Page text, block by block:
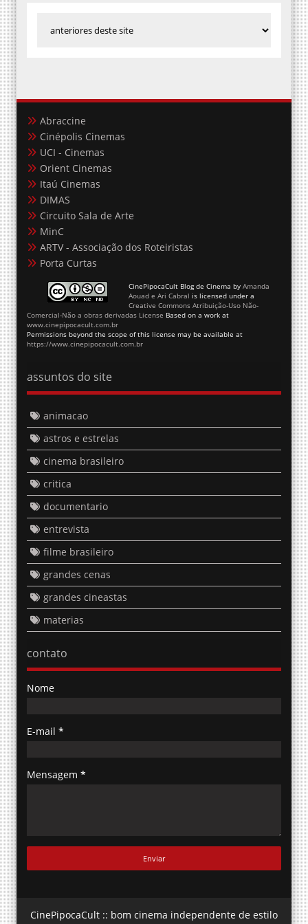
Abraccine
Cinépolis Cinemas
UCI - Cinemas
Orient Cinemas
Itaú Cinemas
DIMAS
Circuito Sala de Arte
MinC
ARTV - Associação dos Roteiristas
Porta Curtas
CinePipocaCult Blog de Cinema by Amanda
Aouad e Ari Cabral is licensed under a
Creative Commons Atribuição-Uso Não-
Comercial-Não a obras derivadas License Based on a work at
www.cinepipocacult.com.br
Permissions beyond the scope of this license may be available at
https://www.cinepipocacult.com.br
assuntos do site
animacao
astros e estrelas
cinema brasileiro
critica
documentario
entrevista
filme brasileiro
grandes cenas
grandes cineastas
materias
contato
Nome
E-mail *
Mensagem *
CinePipocaCult :: bom cinema independente de estilo